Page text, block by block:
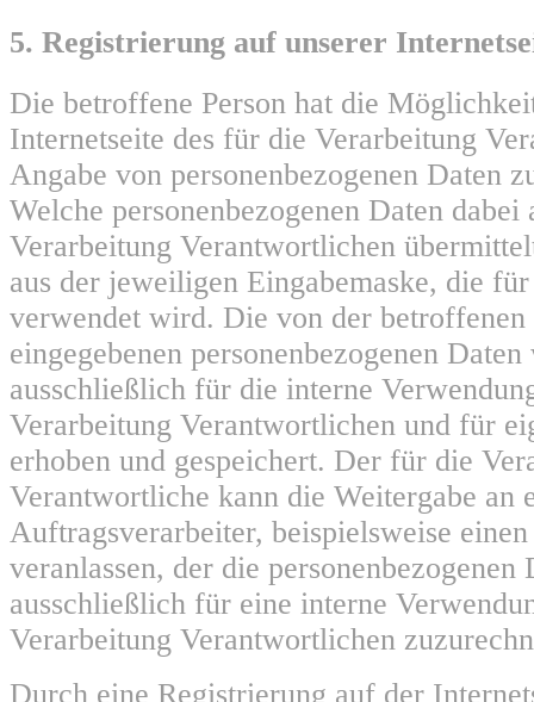
5. Registrierung auf unserer
Die betroffene Person hat die
Internetseite des für die Verarbeitung
Angabe von personenbezogenen Daten
Welche personenbezogenen Daten
Verarbeitung Verantwortlichen
aus der jeweiligen Eingabemaske, die
verwendet wird. Die von der betroffenen
eingegebenen personenbezogenen Daten
ausschließlich für die interne
Verarbeitung Verantwortlichen und für
erhoben und gespeichert. Der für die
Verantwortliche kann die Weitergabe an
Auftragsverarbeiter, beispielsweise
veranlassen, der die personenbezogenen
ausschließlich für eine interne
Verarbeitung Verantwortlichen
Durch eine Registrierung auf der